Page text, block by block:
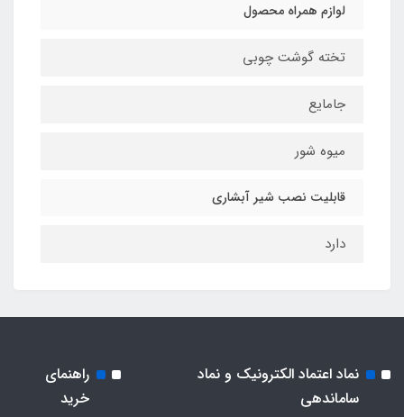
لوازم همراه محصول
تخته گوشت چوبی
جامایع
میوه شور
قابلیت نصب شیر آبشاری
دارد
نماد اعتماد الکترونیک و نماد
ساماندهی
راهنمای
خرید